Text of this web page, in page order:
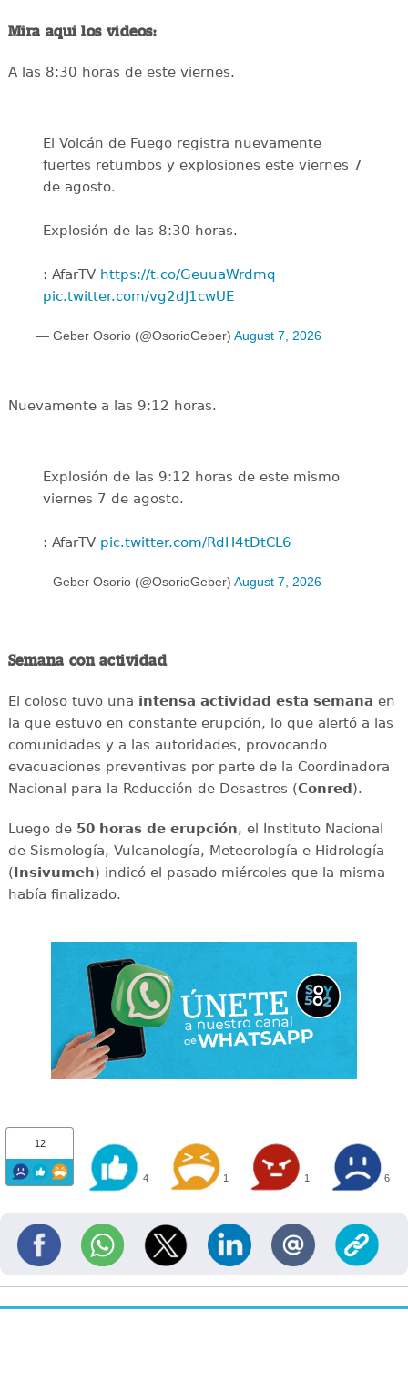
Mira aquí los videos:
A las 8:30 horas de este viernes.
El Volcán de Fuego registra nuevamente
fuertes retumbos y explosiones este viernes 7
de agosto.
Explosión de las 8:30 horas.
: AfarTV https://t.co/GeuuaWrdmq
pic.twitter.com/vg2dJ1cwUE
— Geber Osorio (@OsorioGeber) August 7, 2026
Nuevamente a las 9:12 horas.
Explosión de las 9:12 horas de este mismo
viernes 7 de agosto.
: AfarTV pic.twitter.com/RdH4tDtCL6
— Geber Osorio (@OsorioGeber) August 7, 2026
Semana con actividad
El coloso tuvo una intensa actividad esta semana en
la que estuvo en constante erupción, lo que alertó a las
comunidades y a las autoridades, provocando
evacuaciones preventivas por parte de la Coordinadora
Nacional para la Reducción de Desastres (Conred).
Luego de 50 horas de erupción, el Instituto Nacional
de Sismología, Vulcanología, Meteorología e Hidrología
(Insivumeh) indicó el pasado miércoles que la misma
había finalizado.
12
4 1 1 6